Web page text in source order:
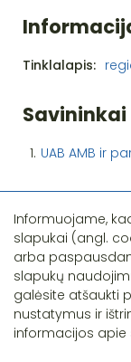
Tinklalapis:
Savininkai
1. UAB AMB ir
Informuojame,
slapukai (angl.
arba
slapukų
galėsite atšaukti
nustatymus ir
informacijos apie